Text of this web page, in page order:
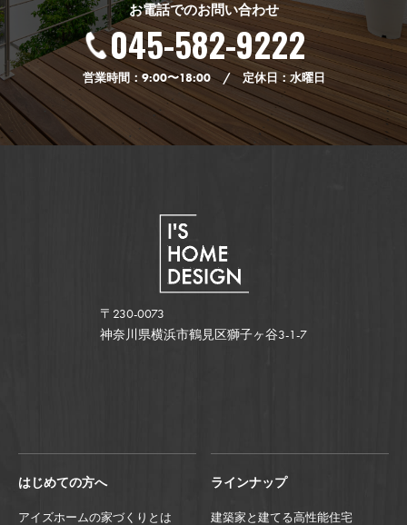
お電話でのお問い合わせ
045-582-9222
営業時間：9:00〜18:00 / 定休日：水曜日
〒230-0073
神奈川県横浜市鶴見区獅子ヶ谷3-1-7
はじめての方へ
アイズホームの家づくりとは
ラインナップ
建築家と建てる高性能住宅